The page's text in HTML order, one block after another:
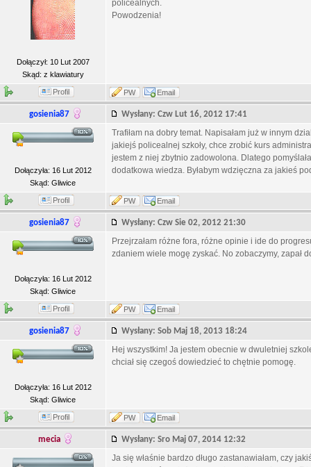
Dołączył: 10 Lut 2007
Skąd: z klawiatury
policealnych.
Powodzenia!
Profil PW Email
gosienia87 Wysłany: Czw Lut 16, 2012 17:41
Dołączyła: 16 Lut 2012
Skąd: Gliwice
Trafiłam na dobry temat. Napisałam już w innym
jakiejś policealnej szkoły, chce zrobić kurs
jestem z niej zbytnio zadowolona. Dlatego
dodatkowa wiedza. Byłabym wdzięczna za jakieś
Profil PW Email
gosienia87 Wysłany: Czw Sie 02, 2012 21:30
Dołączyła: 16 Lut 2012
Skąd: Gliwice
Przejrzałam różne fora, różne opinie i ide do
zdaniem wiele mogę zyskać. No zobaczymy, zapał
Profil PW Email
gosienia87 Wysłany: Sob Maj 18, 2013 18:24
Dołączyła: 16 Lut 2012
Skąd: Gliwice
Hej wszystkim! Ja jestem obecnie w dwuletniej
chciał się czegoś dowiedzieć to chętnie pomogę.
Profil PW Email
mecia Wysłany: Sro Maj 07, 2014 12:32
Ja się właśnie bardzo długo zastanawiałam, czy